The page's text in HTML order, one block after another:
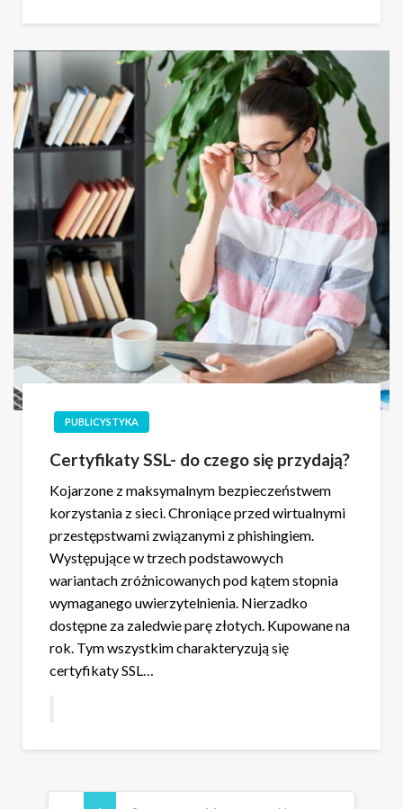
PUBLICYSTYKA
Certyfikaty SSL- do czego się przydają?
Kojarzone z maksymalnym bezpieczeństwem
korzystania z sieci. Chroniące przed wirtualnymi
przestępstwami związanymi z phishingiem.
Występujące w trzech podstawowych
wariantach zróżnicowanych pod kątem stopnia
wymaganego uwierzytelnienia. Nierzadko
dostępne za zaledwie parę złotych. Kupowane na
rok. Tym wszystkim charakteryzują się
certyfikaty SSL…
Stronicowanie